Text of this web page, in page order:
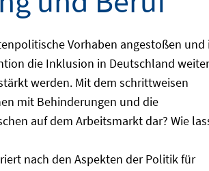
Vorhaben angestoßen und
die Inklusion in Deutschland weiter
werden. Mit dem schrittweisen
mit Behinderungen und die
auf dem Arbeitsmarkt dar? Wie
nach den Aspekten der Politik für